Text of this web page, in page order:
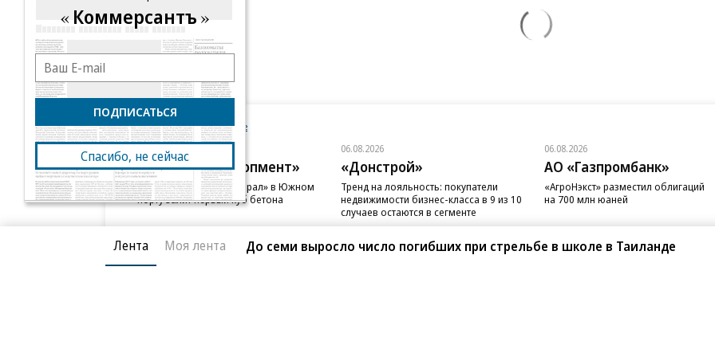
Новости компаний Все
06.08.2026
ГК «Галс-Девелопмент»
В бизнес-центре «Адмирал» в Южном
порту залит первый куб бетона
06.08.2026
«Донстрой»
Тренд на лояльность: покупатели
недвижимости бизнес-класса в 9 из 10
случаев остаются в сегменте
06.08.2026
АО «Газпромбанк»
«АгроНэкст» разместил облигаций
на 700 млн юаней
Лента Моя лента До семи выросло число погибших при стрельбе в школе в Таиланде
Коммерсантъ
ПОДПИСАТЬСЯ
Спасибо, не сейчас